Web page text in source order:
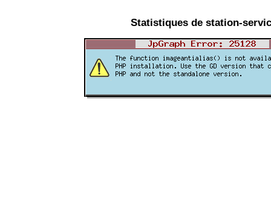
Statistiques de station-